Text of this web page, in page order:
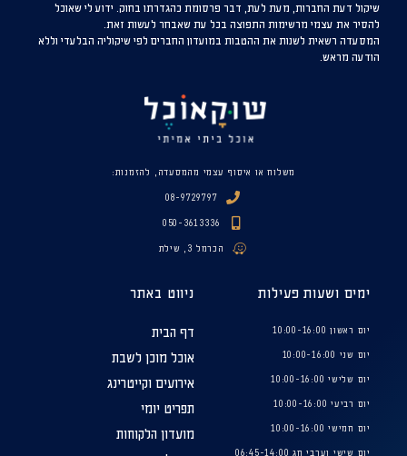
משלוח או איסוף עצמי מהמסעדה, להזמנות:
08-9729797
050-3613336
הכרמל 3, שילת
ימים ושעות פעילות
יום ראשון 10:00-16:00
יום שני 10:00-16:00
יום שלישי 10:00-16:00
יום רביעי 10:00-16:00
יום חמישי 10:00-16:00
יום שישי וערבי חג 06:45-14:00
ניווט באתר
דף הבית
אוכל מוכן לשבת
אירועים וקייטרינג
תפריט יומי
מועדון הלקוחות
שיקול דעת החברות, מעת לעת, דבר פרסומת כהגדרתו בחוק. ידוע לי שאוכל
להסיר את עצמי מרשימות התפוצה בכל עת שאבחר לעשות זאת.
המסעדה רשאית לשנות את ההטבות במועדון החברים לפי שיקוליה הבלעדי וללא
הודעה מראש.